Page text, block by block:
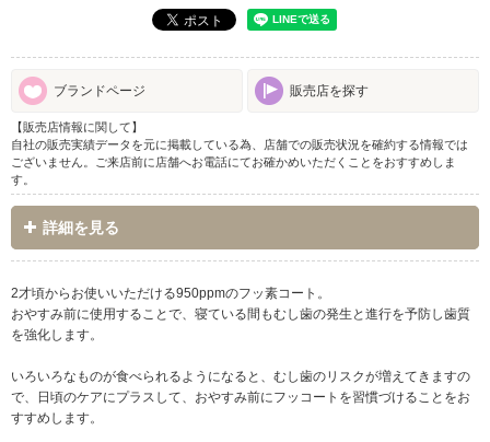
ブランドページ 販売店を探す
【販売店情報に関して】
自社の販売実績データを元に掲載している為、店舗での販売状況を確約する情報では
ございません。ご来店前に店舗へお電話にてお確かめいただくことをおすすめしま
す。
詳細を見る
2才頃からお使いいただける950ppmのフッ素コート。
おやすみ前に使用することで、寝ている間もむし歯の発生と進行を予防し歯質
を強化します。
いろいろなものが食べられるようになると、むし歯のリスクが増えてきますの
で、日頃のケアにプラスして、おやすみ前にフッコートを習慣づけることをお
すすめします。